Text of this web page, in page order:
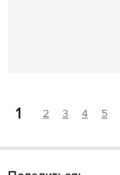
1 2 3 4 5